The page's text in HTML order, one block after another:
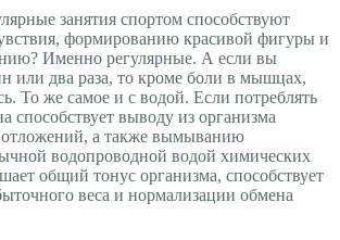
занятия спортом способствуют
формированию красивой фигуры и
Именно регулярные. А если вы
или два раза, то кроме боли в мышцах,
То же самое и с водой. Если потреблять
способствует выводу из организма
а также вымыванию
водопроводной водой химических
общий тонус организма, способствует
веса и нормализации обмена